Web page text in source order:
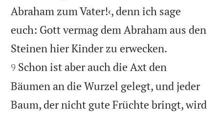
Abraham zum Vater!‹, denn ich sage
euch: Gott vermag dem Abraham aus den
Steinen hier Kinder zu erwecken.
9 Schon ist aber auch die Axt den
Bäumen an die Wurzel gelegt, und jeder
Baum, der nicht gute Früchte bringt, wird